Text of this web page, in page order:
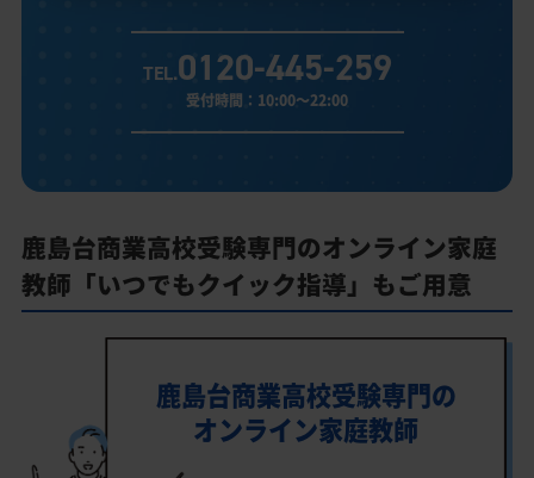
TEL.0120-445-259
受付時間：10:00～22:00
鹿島台商業高校受験専門のオンライン家庭
教師「いつでもクイック指導」もご用意
鹿島台商業高校受験専門の
オンライン家庭教師